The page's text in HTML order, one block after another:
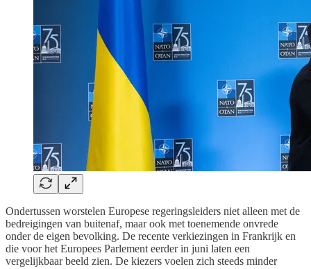
Ondertussen worstelen Europese regeringsleiders niet alleen met de
bedreigingen van buitenaf, maar ook met toenemende onvrede
onder de eigen bevolking. De recente verkiezingen in Frankrijk en
die voor het Europees Parlement eerder in juni laten een
vergelijkbaar beeld zien. De kiezers voelen zich steeds minder